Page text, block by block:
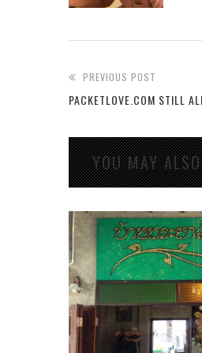
PREVIOUS POST
PACKETLOVE.COM STILL
YOU MAY